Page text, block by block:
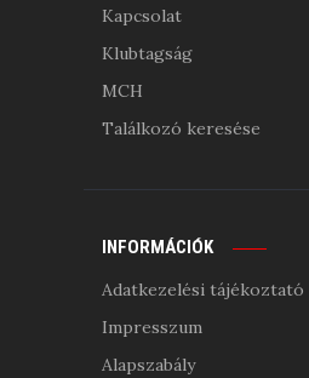
Kapcsolat
Klubtagság
MCH
Találkozó keresése
INFORMÁCIÓK
Adatkezelési tájékoztató
Impresszum
Alapszabály